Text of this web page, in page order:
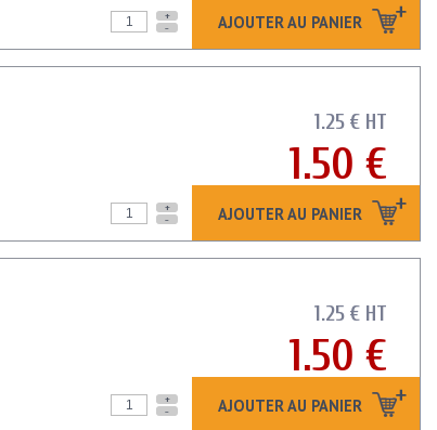
AJOUTER AU PANIER
+
-
1.25 € HT
1.50 €
AJOUTER AU PANIER
+
-
1.25 € HT
1.50 €
AJOUTER AU PANIER
+
-